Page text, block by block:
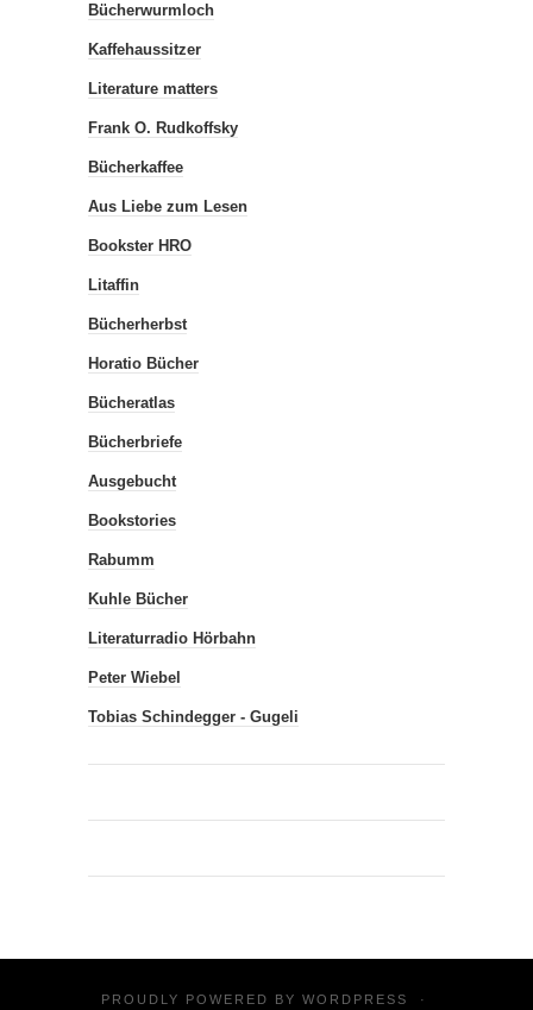
Bücherwurmloch
Kaffehaussitzer
Literature matters
Frank O. Rudkoffsky
Bücherkaffee
Aus Liebe zum Lesen
Bookster HRO
Litaffin
Bücherherbst
Horatio Bücher
Bücheratlas
Bücherbriefe
Ausgebucht
Bookstories
Rabumm
Kuhle Bücher
Literaturradio Hörbahn
Peter Wiebel
Tobias Schindegger - Gugeli
PROUDLY POWERED BY WORDPRESS ·